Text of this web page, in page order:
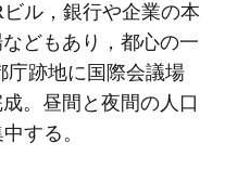
ル，銀行や企業の本
どもあり，都心の一
庁跡地に国際会議場
。昼間と夜間の人口
する。